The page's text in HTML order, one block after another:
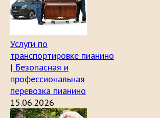
Услуги по
транспортировке пианино
| Безопасная и
профессиональная
перевозка пианино
15.06.2026